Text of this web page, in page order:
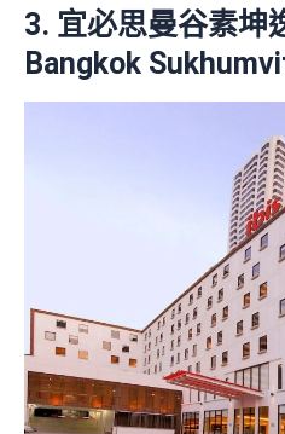
3. 宜必思曼谷素坤
Bangkok